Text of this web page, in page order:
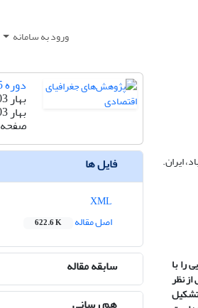
ورود به سامانه
ایران.
با
نظر
دوره 5، شماره 15
بهار 1403
بهار 1403
صفحه
فایل ها
اصل مقاله
622.6 K
سابقه مقاله